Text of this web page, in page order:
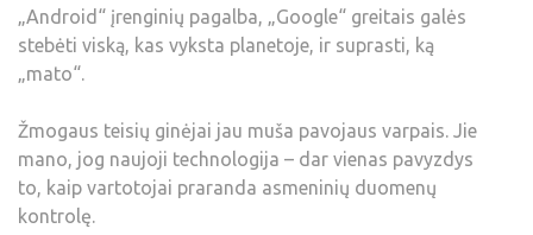
„Android“ įrenginių pagalba, „Google“ greitais galės
stebėti viską, kas vyksta planetoje, ir suprasti, ką
„mato“.
Žmogaus teisių ginėjai jau muša pavojaus varpais. Jie
mano, jog naujoji technologija – dar vienas pavyzdys
to, kaip vartotojai praranda asmeninių duomenų
kontrolę.